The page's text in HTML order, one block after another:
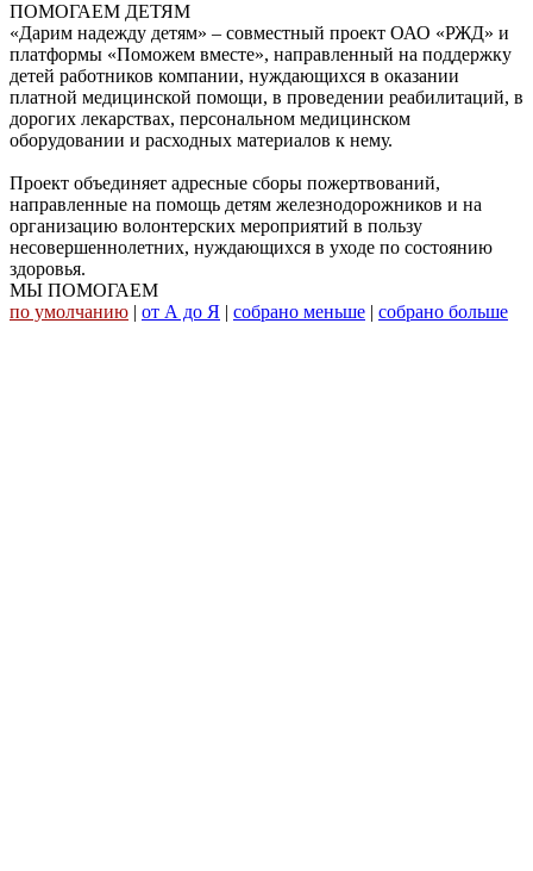
ПОМОГАЕМ ДЕТЯМ
«Дарим надежду детям» – совместный проект ОАО «РЖД» и
платформы «Поможем вместе», направленный на поддержку
детей работников компании, нуждающихся в оказании
платной медицинской помощи, в проведении реабилитаций, в
дорогих лекарствах, персональном медицинском
оборудовании и расходных материалов к нему.
Проект объединяет адресные сборы пожертвований,
направленные на помощь детям железнодорожников и на
организацию волонтерских мероприятий в пользу
несовершеннолетних, нуждающихся в уходе по состоянию
здоровья.
МЫ ПОМОГАЕМ
по умолчанию | от А до Я | собрано меньше | собрано больше